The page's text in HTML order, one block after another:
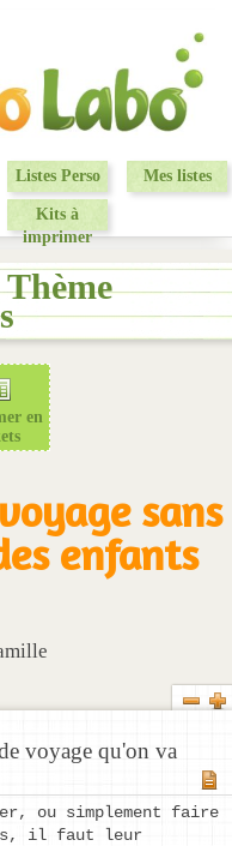
Listes Perso Mes listes
Kits à
imprimer
Thème
en
sans
enfants
voyage qu'on va
ou simplement faire
il faut leur